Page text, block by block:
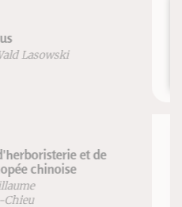
à travers le monde
Hesselt Van Dinther
De Bonneval